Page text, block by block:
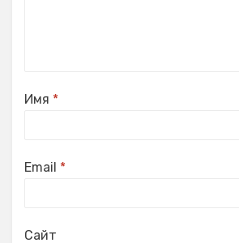
Имя *
Email *
Сайт